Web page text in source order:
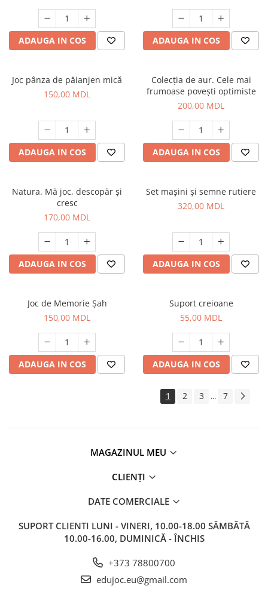
ADAUGA IN COS ADAUGA IN COS
Joc pânza de păianjen mică
150,00 MDL
ADAUGA IN COS
Colecția de aur. Cele mai
frumoase povești optimiste
200,00 MDL
ADAUGA IN COS
Natura. Mă joc, descopăr și
cresc
170,00 MDL
ADAUGA IN COS
Set mașini și semne rutiere
320,00 MDL
ADAUGA IN COS
Joc de Memorie Șah
150,00 MDL
ADAUGA IN COS
Suport creioane
55,00 MDL
ADAUGA IN COS
1 2 3 ... 7
MAGAZINUL MEU
CLIENȚI
DATE COMERCIALE
SUPORT CLIENTI LUNI - VINERI, 10.00-18.00 SÂMBĂTĂ
10.00-16.00, DUMINICĂ - ÎNCHIS
+373 78800700
edujoc.eu@gmail.com